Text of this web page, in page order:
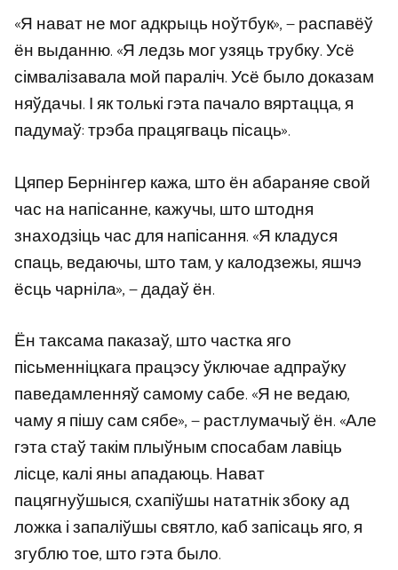
«Я нават не мог адкрыць ноўтбук», — распавёў
ён выданню. «Я ледзь мог узяць трубку. Усё
сімвалізавала мой параліч. Усё было доказам
няўдачы. І як толькі гэта пачало вяртацца, я
падумаў: трэба працягваць пісаць».
Цяпер Бернінгер кажа, што ён абараняе свой
час на напісанне, кажучы, што штодня
знаходзіць час для напісання. «Я кладуся
спаць, ведаючы, што там, у калодзежы, яшчэ
ёсць чарніла», — дадаў ён.
Ён таксама паказаў, што частка яго
пісьменніцкага працэсу ўключае адпраўку
паведамленняў самому сабе. «Я не ведаю,
чаму я пішу сам сябе», — растлумачыў ён. «Але
гэта стаў такім плыўным спосабам лавіць
лісце, калі яны ападаюць. Нават
пацягнуўшыся, схапіўшы нататнік збоку ад
ложка і запаліўшы святло, каб запісаць яго, я
згублю тое, што гэта было.